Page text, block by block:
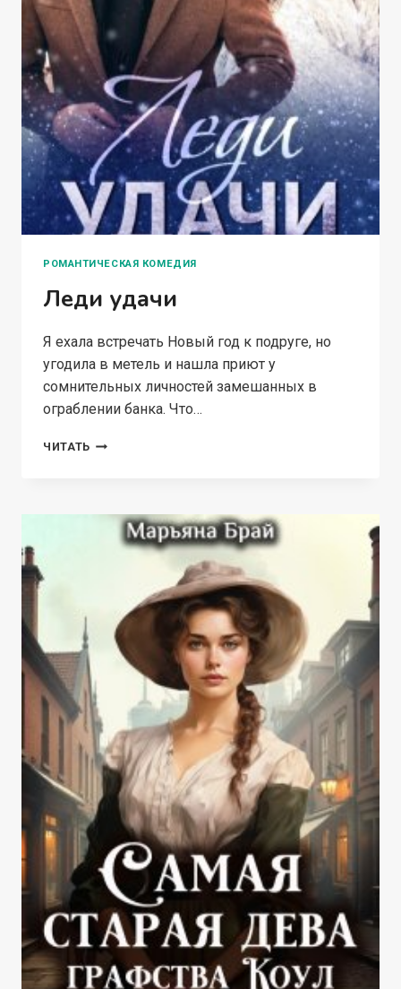
РОМАНТИЧЕСКАЯ КОМЕДИЯ
Леди удачи
Я ехала встречать Новый год к подруге, но
угодила в метель и нашла приют у
сомнительных личностей замешанных в
ограблении банка. Что…
ЧИТАТЬ ЛЕДИ